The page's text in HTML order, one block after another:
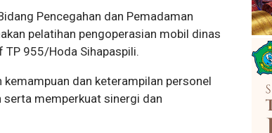
Pencegahan dan Pemadaman
pelatihan pengoperasian mobil dinas
TP 955/Hoda Sihapaspili.
dan keterampilan personel
serta memperkuat sinergi dan